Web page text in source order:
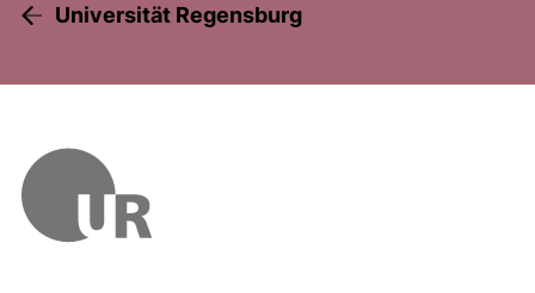
Universität Regensburg